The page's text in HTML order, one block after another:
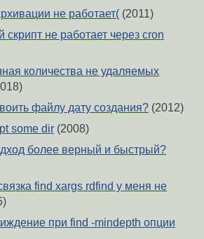
не работает( (2011)
скрипт не работает через cron
количества не удаляемых
файлу дату создания? (2012)
some dir (2008)
более верный и быстрый?
find xargs rdfind у меня не
при find -mindepth опции